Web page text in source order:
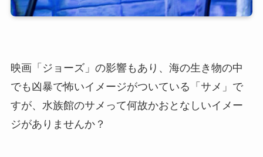
映画「ジョーズ」の影響もあり、海の生き物の中
でも凶暴で怖いイメージがついている「サメ」で
すが、水族館のサメって何故かおとなしいイメー
ジがありませんか？